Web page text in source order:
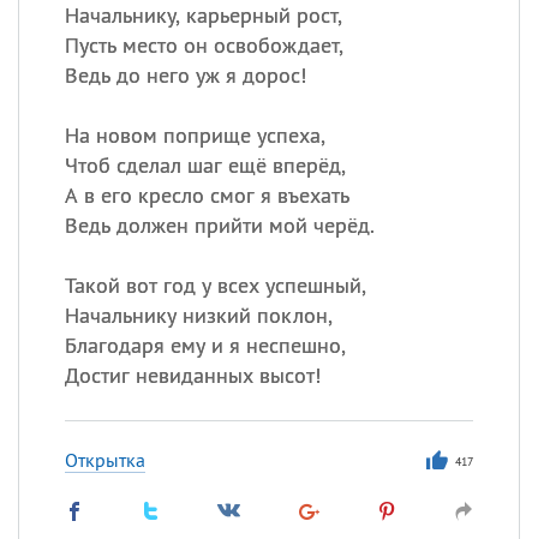
Начальнику, карьерный рост,
Пусть место он освобождает,
Ведь до него уж я дорос!
На новом поприще успеха,
Чтоб сделал шаг ещё вперёд,
А в его кресло смог я въехать
Ведь должен прийти мой черёд.
Такой вот год у всех успешный,
Начальнику низкий поклон,
Благодаря ему и я неспешно,
Достиг невиданных высот!
Открытка 417